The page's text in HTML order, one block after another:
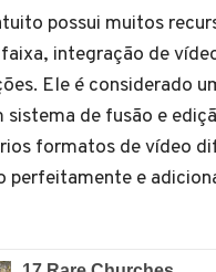
possui muitos
integração de
Ele é considerado
sistema de fusão e
formatos de vídeo
perfeitamente e